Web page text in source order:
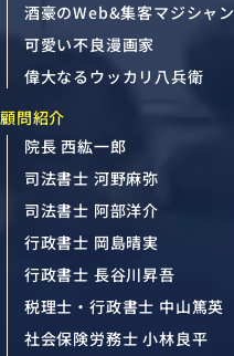
酒豪のWeb&集客マジシャン
可愛い不良漫画家
偉大なるウッカリ八兵衛
顧問紹介
院長 西紘一郎
司法書士 河野麻弥
司法書士 阿部洋介
行政書士 岡島晴実
行政書士 長谷川昇吾
税理士・行政書士 中山篤英
社会保険労務士 小林良平